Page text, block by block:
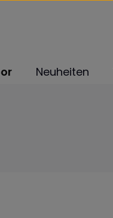
Neuheiten